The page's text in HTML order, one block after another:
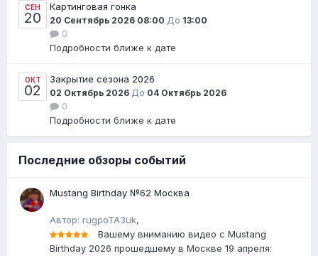
СЕН
20
Картинговая гонка
20 Сентябрь 2026 08:00 До 13:00
0
Подробности ближе к дате
ОКТ
02
Закрытие сезона 2026
02 Октябрь 2026 До 04 Октябрь 2026
0
Подробности ближе к дате
Последние обзоры событий
Mustang Birthday №62 Москва
Автор: rugpoTA3uk,
Вашему вниманию видео с Mustang
Birthday 2026 прошедшему в Москве 19 апреля: